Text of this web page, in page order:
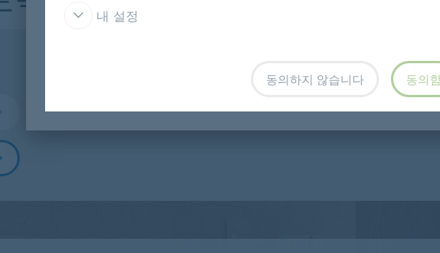
플로텍스 어드벤스 플로텍스 내추럴
내 설정
동의하지 않습니다 동의